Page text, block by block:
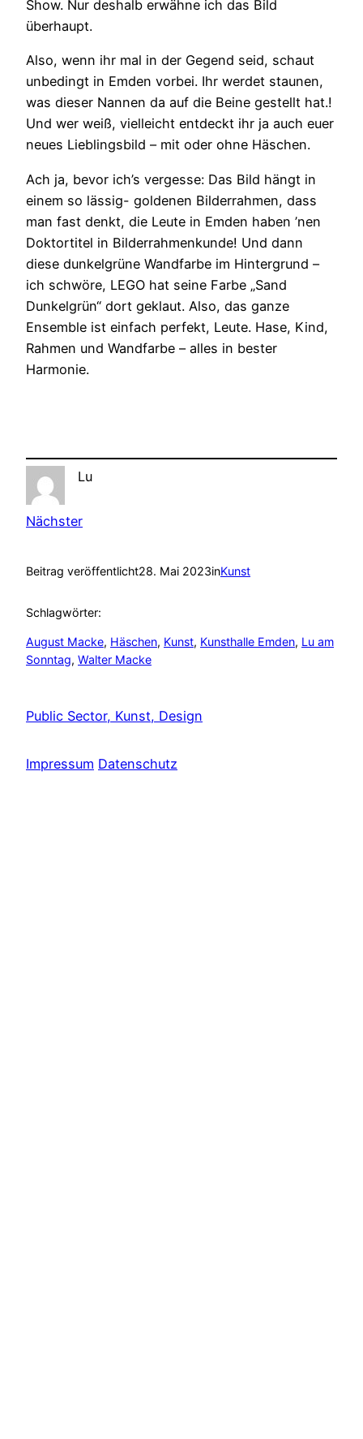
Show. Nur deshalb erwähne ich das Bild
überhaupt.
Also, wenn ihr mal in der Gegend seid, schaut
unbedingt in Emden vorbei. Ihr werdet staunen,
was dieser Nannen da auf die Beine gestellt hat.!
Und wer weiß, vielleicht entdeckt ihr ja auch euer
neues Lieblingsbild – mit oder ohne Häschen.
Ach ja, bevor ich’s vergesse: Das Bild hängt in
einem so lässig- goldenen Bilderrahmen, dass
man fast denkt, die Leute in Emden haben ’nen
Doktortitel in Bilderrahmenkunde! Und dann
diese dunkelgrüne Wandfarbe im Hintergrund –
ich schwöre, LEGO hat seine Farbe „Sand
Dunkelgrün“ dort geklaut. Also, das ganze
Ensemble ist einfach perfekt, Leute. Hase, Kind,
Rahmen und Wandfarbe – alles in bester
Harmonie.
Lu
Nächster
Beitrag veröffentlicht28. Mai 2023inKunst
Schlagwörter:
August Macke, Häschen, Kunst, Kunsthalle Emden, Lu am
Sonntag, Walter Macke
Public Sector, Kunst, Design
Impressum Datenschutz